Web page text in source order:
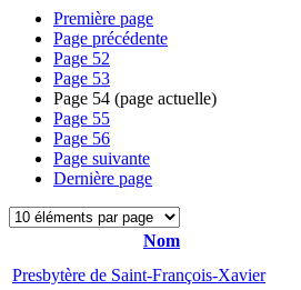
Première page
Page précédente
Page 52
Page 53
Page 54 (page actuelle)
Page 55
Page 56
Page suivante
Dernière page
Nom
Presbytère de Saint-François-Xavier